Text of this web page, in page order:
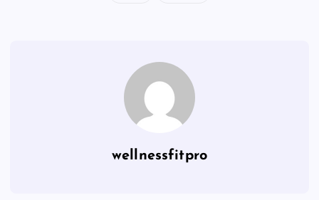
wellnessfitpro